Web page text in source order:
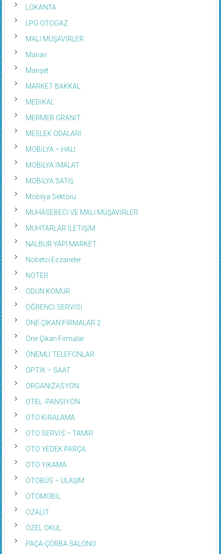
LOKANTA
LPG OTOGAZ
MALİ MÜŞAVİRLER
Manav
Manşet
MARKET BAKKAL
MEDİKAL
MERMER GRANİT
MESLEK ODALARI
MOBİLYA – HALI
MOBİLYA İMALAT
MOBİLYA SATIŞ
Mobilya Sektörü
MUHASEBECİ VE MALİ MÜŞAVİRLER
MUHTARLAR İLETİŞİM
NALBUR YAPI MARKET
Nöbetci Eczaneler
NOTER
ODUN KÖMÜR
ÖĞRENCİ SERVİSİ
ÖNE ÇIKAN FİRMALAR 2
Öne Çıkan Firmalar
ÖNEMLİ TELEFONLAR
OPTİK – SAAT
ORGANİZASYON
OTEL -PANSİYON
OTO KİRALAMA
OTO SERVİS – TAMİR
OTO YEDEK PARÇA
OTO YIKAMA
OTOBÜS – ULAŞIM
OTOMOBİL
OZALİT
ÖZEL OKUL
PAÇA-ÇORBA SALONU